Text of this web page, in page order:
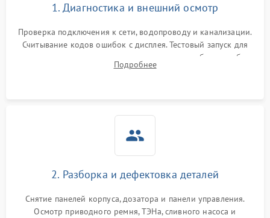
1. Диагностика и внешний осмотр
Проверка подключения к сети, водопроводу и канализации.
Считывание кодов ошибок с дисплея. Тестовый запуск для
выявления посторонних шумов, протечек или сбоев в работе
электронного модуля управления.
Подробнее
2. Разборка и дефектовка деталей
Снятие панелей корпуса, дозатора и панели управления.
Осмотр приводного ремня, ТЭНа, сливного насоса и